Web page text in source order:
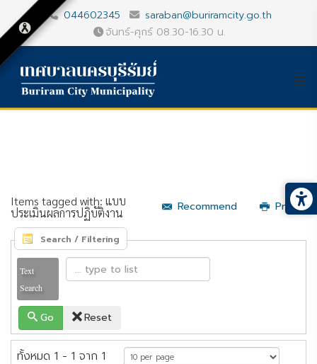
044602345
saraban@buriramcity.go.th
จันทร์-ศุกร์ 08.30-16.30 น.
Recommend Print
Items tagged with: แบบ
ประเมินผลการปฏิบัติงาน
Search / Filtering
Text
Search
Go Reset
ทั้งหมด 1 - 1 จาก 1